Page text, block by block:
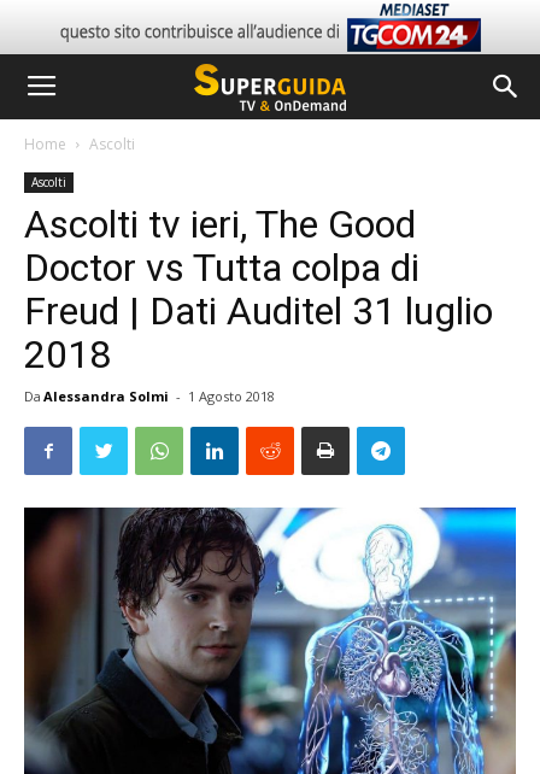
Home Ascolti
Ascolti
Ascolti tv ieri, The Good
Doctor vs Tutta colpa di
Freud | Dati Auditel 31 luglio
2018
Da Alessandra Solmi - 1 Agosto 2018